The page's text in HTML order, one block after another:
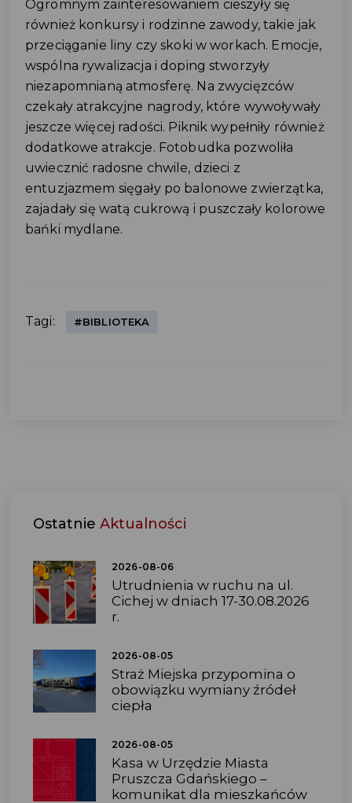
Ogromnym zainteresowaniem cieszyły się
również konkursy i rodzinne zawody, takie jak
przeciąganie liny czy skoki w workach. Emocje,
wspólna rywalizacja i doping stworzyły
niezapomnianą atmosferę. Na zwycięzców
czekały atrakcyjne nagrody, które wywoływały
jeszcze więcej radości. Piknik wypełniły również
dodatkowe atrakcje. Fotobudka pozwoliła
uwiecznić radosne chwile, dzieci z
entuzjazmem sięgały po balonowe zwierzątka,
zajadały się watą cukrową i puszczały kolorowe
bańki mydlane.
Tagi: #BIBLIOTEKA
Ostatnie Aktualności
2026-08-06
Utrudnienia w ruchu na ul.
Cichej w dniach 17-30.08.2026
r.
2026-08-05
Straż Miejska przypomina o
obowiązku wymiany źródeł
ciepła
2026-08-05
Kasa w Urzędzie Miasta
Pruszcza Gdańskiego –
komunikat dla mieszkańców